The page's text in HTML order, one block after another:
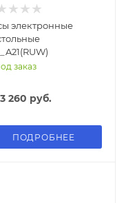
электронные
заказ
260 руб.
ПОДРОБНЕЕ